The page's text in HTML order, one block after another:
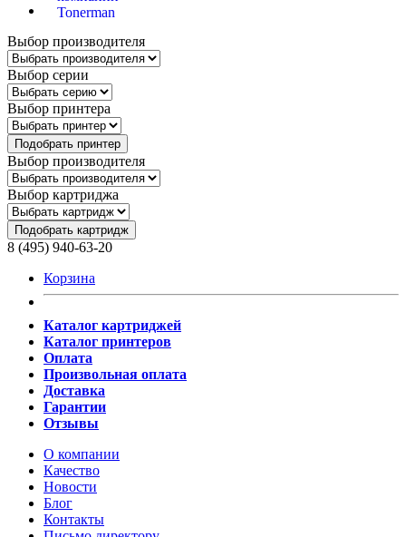
Выбор производителя
Выбор серии
Выбор принтера
Подобрать принтер
Выбор производителя
Выбор картриджа
Подобрать картридж
8 (495) 940-63-20
Корзина
Каталог картриджей
Каталог принтеров
Оплата
Произвольная оплата
Доставка
Гарантии
Отзывы
О компании
Качество
Новости
Блог
Контакты